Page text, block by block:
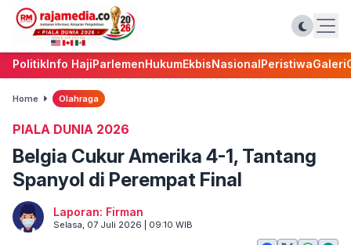
PolitikInfo HajiParlemenHukumEkbisNasionalPeristiwaGaleri
Home Olahraga
PIALA DUNIA 2026
Belgia Cukur Amerika 4-1, Tantang
Spanyol di Perempat Final
Laporan: Firman
Selasa, 07 Juli 2026 | 09:10 WIB